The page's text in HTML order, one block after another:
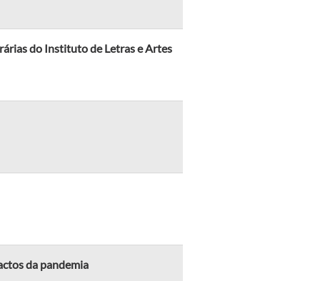
do Instituto de Letras e Artes
da pandemia